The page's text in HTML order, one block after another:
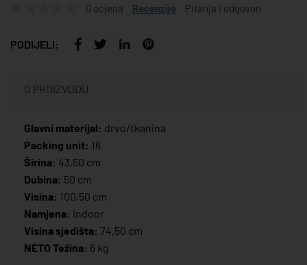
0 ocjena Recenzije Pitanja i odgovori
PODIJELI:
O PROIZVODU
Glavni materijal: drvo/tkanina
Packing unit: 16
Širina: 43,50 cm
Dubina: 50 cm
Visina: 100,50 cm
Namjena: indoor
Visina sjedišta: 74,50 cm
NETO Težina: 6 kg